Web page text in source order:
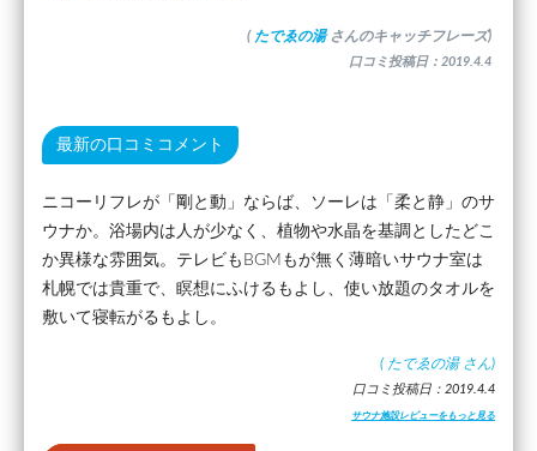
( たでゑの湯 さんのキャッチフレーズ)
口コミ投稿日：2019.4.4
最新の口コミコメント
ニコーリフレが「剛と動」ならば、ソーレは「柔と静」のサ
ウナか。浴場内は人が少なく、植物や水晶を基調としたどこ
か異様な雰囲気。テレビもBGMもが無く薄暗いサウナ室は
札幌では貴重で、瞑想にふけるもよし、使い放題のタオルを
敷いて寝転がるもよし。
( たでゑの湯 さん)
口コミ投稿日：2019.4.4
サウナ施設レビューをもっと見る